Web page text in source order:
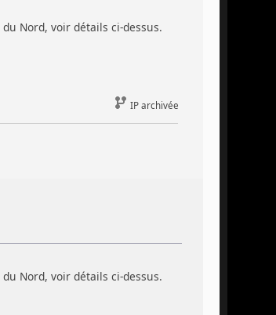
Nord, voir détails ci-dessus.
IP archivée
Nord, voir détails ci-dessus.